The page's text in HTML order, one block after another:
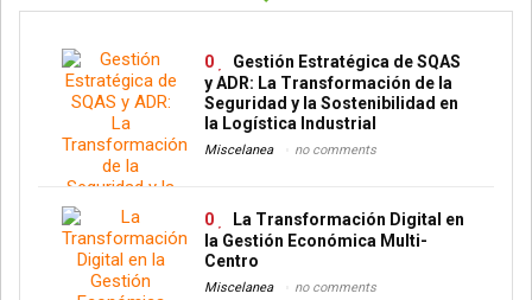
0
Gestión Estratégica de SQAS
y ADR: La Transformación de la
Seguridad y la Sostenibilidad en
la Logística Industrial
Miscelanea no comments
0
La Transformación Digital en
la Gestión Económica Multi-
Centro
Miscelanea no comments